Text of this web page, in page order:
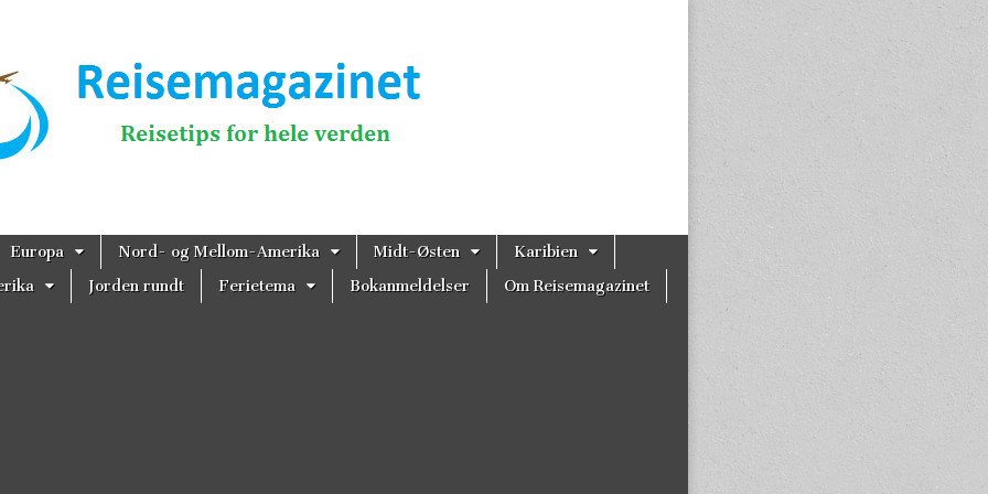
Europa Nord- og Mellom-Amerika Midt-Østen
Karibien
Jorden rundt Ferietema Bokanmeldelser Om Reisemagazinet